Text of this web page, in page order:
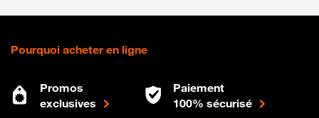
Pourquoi acheter en ligne
Promos
exclusives
Paiement
100% sécurisé